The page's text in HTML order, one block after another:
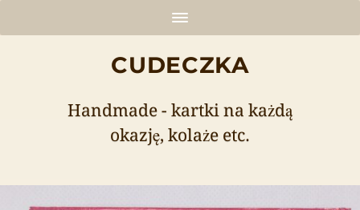
CUDECZKA
Handmade - kartki na każdą
okazję, kolaże etc.